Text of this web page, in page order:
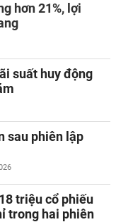
hơn 21%, lợi
suất huy động
sau phiên lập
triệu cổ phiếu
trong hai phiên